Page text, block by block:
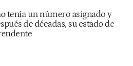
tenía un número asignado y
de décadas, su estado de